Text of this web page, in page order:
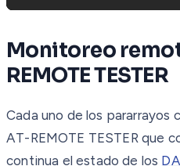
Monitoreo
REMOTE TESTER
Cada uno de los pararrayos
AT-REMOTE TESTER que
continua el estado de los